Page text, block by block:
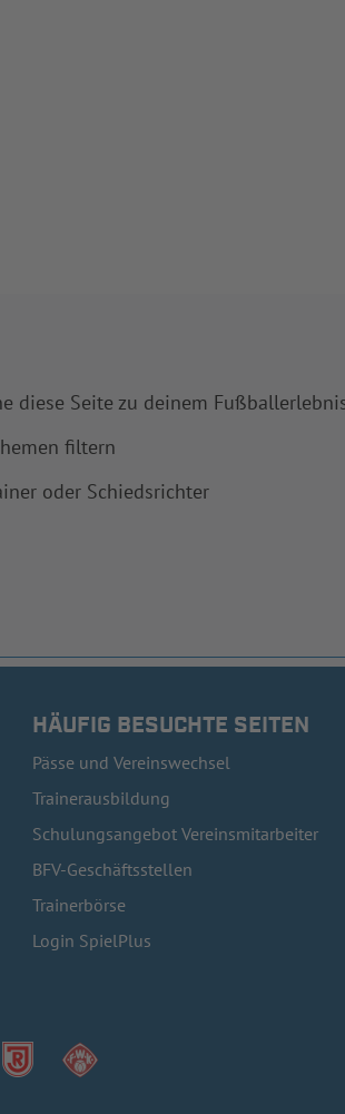
diese Seite zu deinem
filtern
oder Schiedsrichter
HÄUFIG BESUCHTE SEITEN
Pässe und Vereinswechsel
Trainerausbildung
Schulungsangebot Vereinsmitarbeiter
BFV-Geschäftsstellen
Trainerbörse
Login SpielPlus